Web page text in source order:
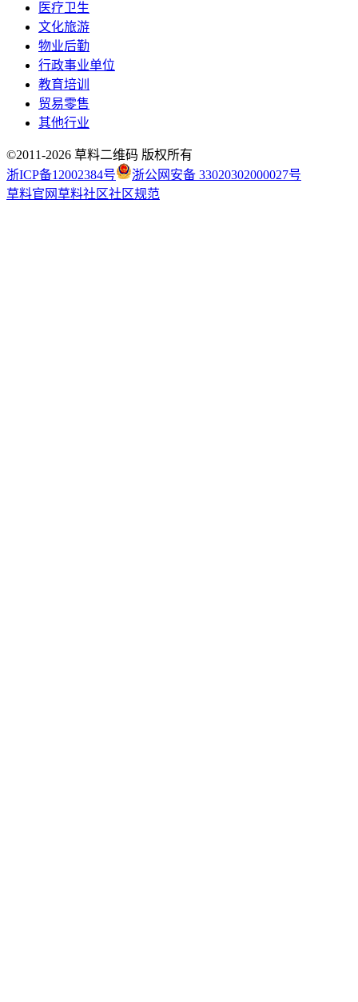
医疗卫生
文化旅游
物业后勤
行政事业单位
教育培训
贸易零售
其他行业
©2011-2026 草料二维码 版权所有
浙ICP备12002384号
浙公网安备 33020302000027号
草料官网草料社区社区规范